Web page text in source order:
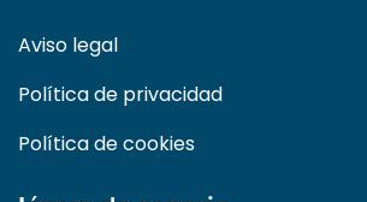
Aviso legal
Política de privacidad
Política de cookies